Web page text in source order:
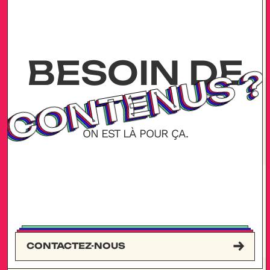
BESOIN DE
CONTENUS?
CONTENUS?
CONTENUS?
?
ON EST LÀ POUR ÇA.
CONTACTEZ-NOUS